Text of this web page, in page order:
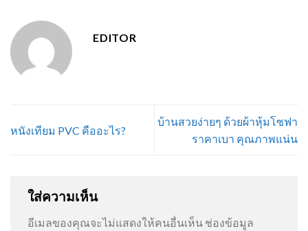
EDITOR
หนังเทียม PVC คืออะไร?
บ้านสวยง่ายๆ ด้วยผ้าหุ้มโซฟา
ราคาเบา คุณภาพแน่น
ใส่ความเห็น
อีเมลของคุณจะไม่แสดงให้คนอื่นเห็น ช่องข้อมูล